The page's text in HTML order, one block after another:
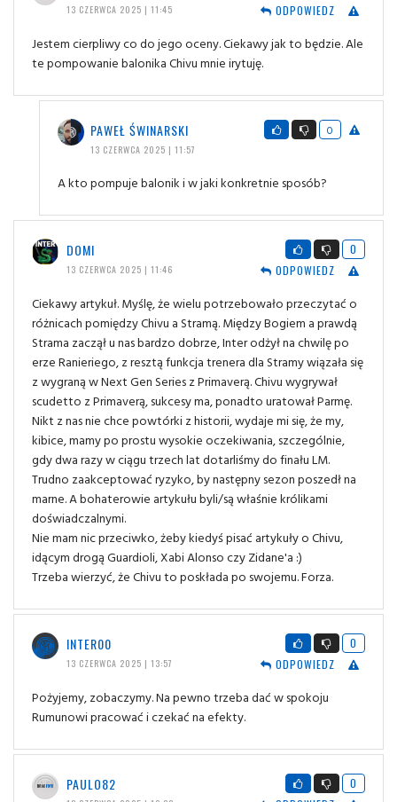
13 CZERWCA 2025 | 11:45
ODPOWIEDZ
Jestem cierpliwy co do jego oceny. Ciekawy jak to będzie. Ale
te pompowanie balonika Chivu mnie irytuję.
PAWEŁ ŚWINARSKI
13 CZERWCA 2025 | 11:57
0
A kto pompuje balonik i w jaki konkretnie sposób?
DOMI
13 CZERWCA 2025 | 11:46
0
ODPOWIEDZ
Ciekawy artykuł. Myślę, że wielu potrzebowało przeczytać o
różnicach pomiędzy Chivu a Stramą. Między Bogiem a prawdą
Strama zaczął u nas bardzo dobrze, Inter odżył na chwilę po
erze Ranieriego, z resztą funkcja trenera dla Stramy wiązała się
z wygraną w Next Gen Series z Primaverą. Chivu wygrywał
scudetto z Primaverą, sukcesy ma, ponadto uratował Parmę.
Nikt z nas nie chce powtórki z historii, wydaje mi się, że my,
kibice, mamy po prostu wysokie oczekiwania, szczególnie,
gdy dwa razy w ciągu trzech lat dotarliśmy do finału LM.
Trudno zaakceptować ryzyko, by następny sezon poszedł na
marne. A bohaterowie artykułu byli/są właśnie królikami
doświadczalnymi.
Nie mam nic przeciwko, żeby kiedyś pisać artykuły o Chivu,
idącym drogą Guardioli, Xabi Alonso czy Zidane'a :)
Trzeba wierzyć, że Chivu to poskłada po swojemu. Forza.
INTER00
13 CZERWCA 2025 | 13:57
0
ODPOWIEDZ
Pożyjemy, zobaczymy. Na pewno trzeba dać w spokoju
Rumunowi pracować i czekać na efekty.
PAULO82
0